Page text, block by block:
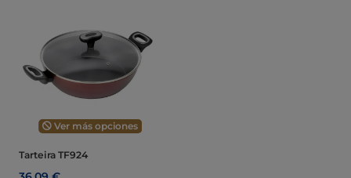
Ver más opciones
Tarteira TF924